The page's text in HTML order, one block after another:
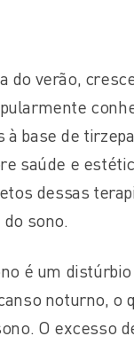
do verão,
base de
saúde e
dessas
sono.
é um
noturno, o
O excesso